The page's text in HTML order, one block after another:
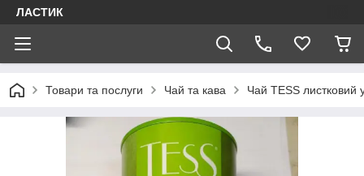
ЛАСТИК
Товари та послуги Чай та кава Чай ТЕSS листковий